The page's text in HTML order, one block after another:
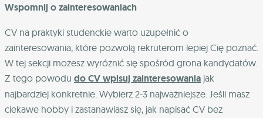
Wspomnij o zainteresowaniach
CV na praktyki studenckie warto uzupełnić o
zainteresowania, które pozwolą rekruterom lepiej Cię poznać.
W tej sekcji możesz wyróżnić się spośród grona kandydatów.
Z tego powodu do CV wpisuj zainteresowania jak
najbardziej konkretnie. Wybierz 2-3 najważniejsze. Jeśli masz
ciekawe hobby i zastanawiasz się, jak napisać CV bez